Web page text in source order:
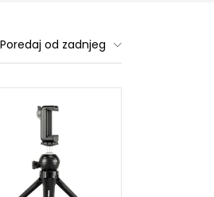
Poredaj od zadnjeg